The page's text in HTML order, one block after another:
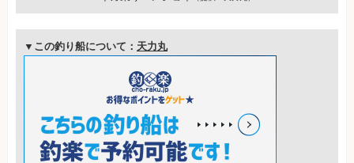
▼この釣り船について： 天力丸